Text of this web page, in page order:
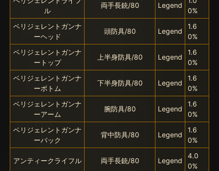
ル
両手長銃/80 Legend
0%
ベリジェレントガンナ
ーヘッド
頭防具/80 Legend
1.6
0%
ベリジェレントガンナ
ートップ
上半身防具/80 Legend
1.6
0%
ベリジェレントガンナ
ーボトム
下半身防具/80 Legend
1.6
0%
ベリジェレントガンナ
ーアーム
腕防具/80 Legend
1.6
0%
ベリジェレントガンナ
ーバック
背中防具/80 Legend
1.6
0%
アンティークライフル 両手長銃/80 Legend
4.0
0%